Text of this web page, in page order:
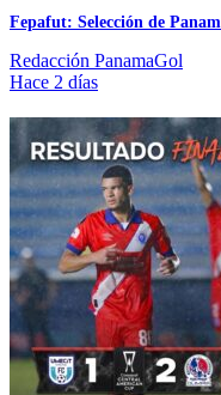
Fepafut: Selección de
Redacción PanamaGol
Hace 2 días